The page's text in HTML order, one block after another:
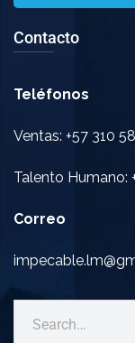
Contacto
Teléfonos
Ventas: +57 310
Talento Humano:
Correo